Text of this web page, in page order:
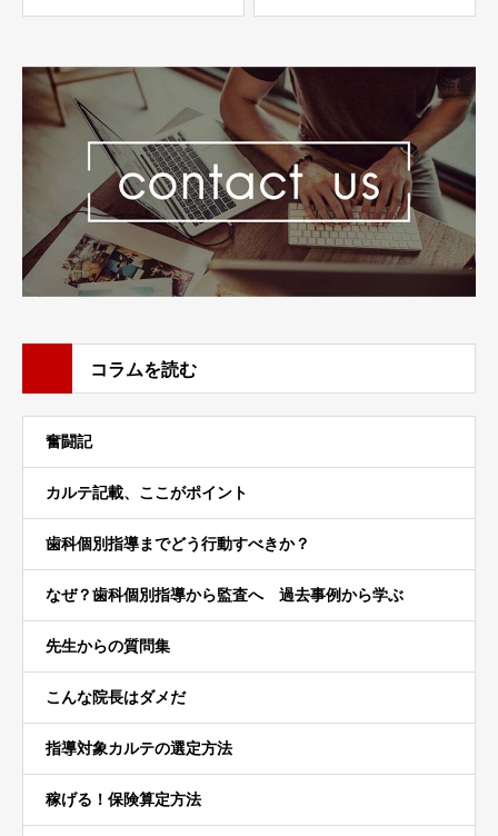
コラムを読む
奮闘記
カルテ記載、ここがポイント
歯科個別指導までどう行動すべきか？
なぜ？歯科個別指導から監査へ 過去事例から学ぶ
先生からの質問集
こんな院長はダメだ
指導対象カルテの選定方法
稼げる！保険算定方法